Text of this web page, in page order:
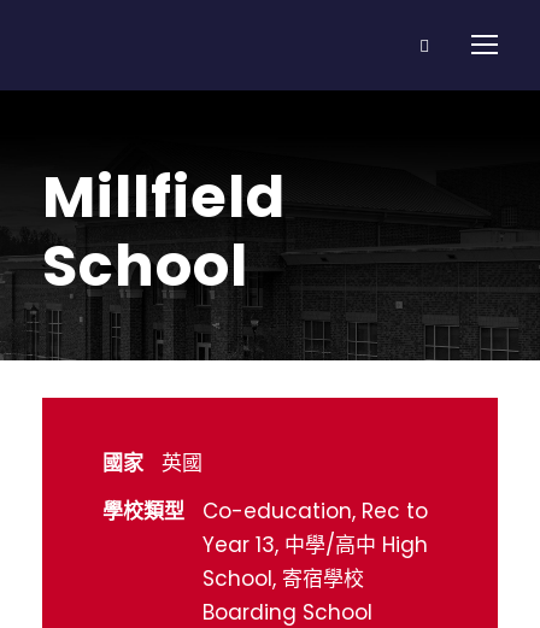
Millfield
School
國家
英國
學校類型
Co-education, Rec to
Year 13, 中學/高中 High
School, 寄宿學校
Boarding School